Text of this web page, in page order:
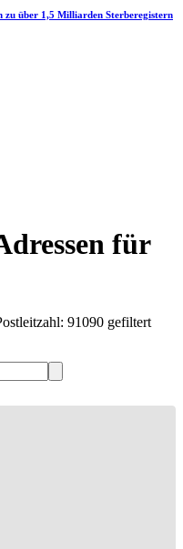
über 1,5 Milliarden Sterberegistern
für
91090 gefiltert